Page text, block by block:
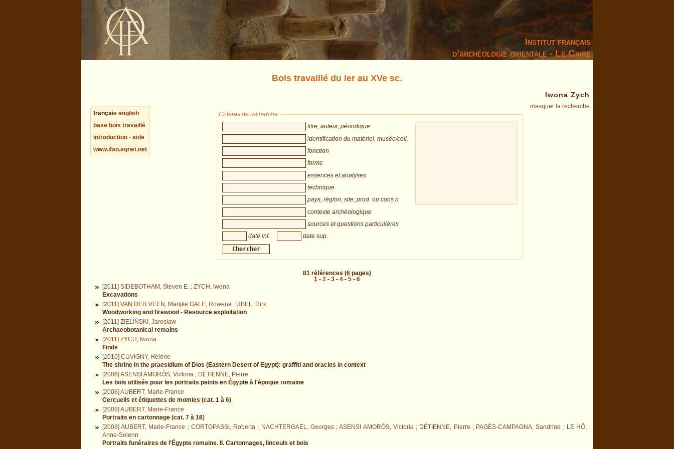
Institut français
d’archéologie orientale - Le Caire
Bois travaillé du Ier au XVe sc.
Iwona Zych
français english
base bois travaillé
introduction - aide
www.ifao.egnet.net
masquer la recherche
Critères de recherche
titre, auteur, périodique
identification du matériel, musée/coll.
fonction
forme
essences et analyses
technique
pays, région, site; prod. ou cons.n
contexte archéologique
sources et questions particulières
date inf.
date sup.
81 références (6 pages)
1 - 2 - 3 - 4 - 5 - 6
[2011] SIDEBOTHAM, Steven E. ; ZYCH, Iwona
Excavations
[2011] VAN DER VEEN, Marijke GALE, Rowena ; ÜBEL, Dirk
Woodworking and firewood - Resource exploitation
[2011] ZIELIŃSKI, Jarosław
Archaeobotanical remains
[2011] ZYCH, Iwona
Finds
[2010] CUVIGNY, Hélène
The shrine in the praesidium of Dios (Eastern Desert of Egypt): graffiti and oracles in context
[2008] ASENSI AMORÓS, Victoria ; DÉTIENNE, Pierre
Les bois utilisés pour les portraits peints en Égypte à l’époque romaine
[2008] AUBERT, Marie-France
Cercueils et étiquettes de momies (cat. 1 à 6)
[2008] AUBERT, Marie-France
Portraits en cartonnage (cat. 7 à 18)
[2008] AUBERT, Marie-France ; CORTOPASSI, Roberta ; NACHTERGAEL, Georges ; ASENSI AMORÓS, Victoria ; DÉTIENNE, Pierre ; PAGÈS-CAMPAGNA, Sandrine ; LE HÔ,
Anne-Solenn
Portraits funéraires de l’Égypte romaine. II. Cartonnages, linceuls et bois